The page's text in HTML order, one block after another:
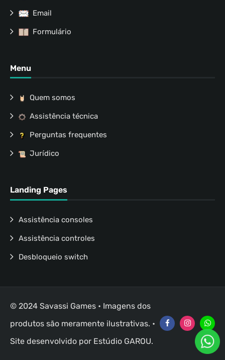
Email
Formulário
Menu
Quem somos
Assistência técnica
Perguntas frequentes
Jurídico
Landing Pages
Assistência consoles
Assistência controles
Desbloqueio switch
© 2024 Savassi Games • Imagens dos
produtos são meramente ilustrativas. •
Site desenvolvido por Estúdio GAROU.